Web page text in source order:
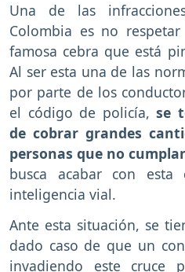
Una de las
Colombia es no
famosa cebra que está
Al ser esta una de las
por parte de los
el código de policía,se
de cobrar grandes
personas que no
busca acabar con esta
inteligencia vial.
Ante esta situación, se
dado caso de que un
invadiendo este cruce